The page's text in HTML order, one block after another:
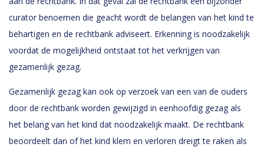
curator benoemen die geacht wordt de belangen van het kind te
behartigen en de rechtbank adviseert. Erkenning is noodzakelijk
voordat de mogelijkheid ontstaat tot het verkrijgen van
gezamenlijk gezag.
Gezamenlijk gezag kan ook op verzoek van een van de ouders
door de rechtbank worden gewijzigd in eenhoofdig gezag als
het belang van het kind dat noodzakelijk maakt. De rechtbank
beoordeelt dan of het kind klem en verloren dreigt te raken als